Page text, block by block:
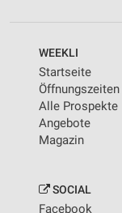
WEEKLI
Startseite
Öffnungszeiten
Alle Prospekte
Angebote
Magazin
SOCIAL
Facebook